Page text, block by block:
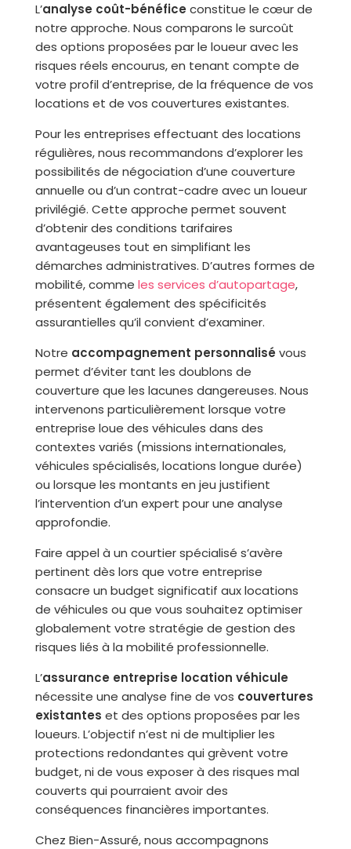
L’analyse coût-bénéfice constitue le cœur de
notre approche. Nous comparons le surcoût
des options proposées par le loueur avec les
risques réels encourus, en tenant compte de
votre profil d’entreprise, de la fréquence de vos
locations et de vos couvertures existantes.
Pour les entreprises effectuant des locations
régulières, nous recommandons d’explorer les
possibilités de négociation d’une couverture
annuelle ou d’un contrat-cadre avec un loueur
privilégié. Cette approche permet souvent
d’obtenir des conditions tarifaires
avantageuses tout en simplifiant les
démarches administratives. D’autres formes de
mobilité, comme les services d’autopartage,
présentent également des spécificités
assurantielles qu’il convient d’examiner.
Notre accompagnement personnalisé vous
permet d’éviter tant les doublons de
couverture que les lacunes dangereuses. Nous
intervenons particulièrement lorsque votre
entreprise loue des véhicules dans des
contextes variés (missions internationales,
véhicules spécialisés, locations longue durée)
ou lorsque les montants en jeu justifient
l’intervention d’un expert pour une analyse
approfondie.
Faire appel à un courtier spécialisé s’avère
pertinent dès lors que votre entreprise
consacre un budget significatif aux locations
de véhicules ou que vous souhaitez optimiser
globalement votre stratégie de gestion des
risques liés à la mobilité professionnelle.
L’assurance entreprise location véhicule
nécessite une analyse fine de vos couvertures
existantes et des options proposées par les
loueurs. L’objectif n’est ni de multiplier les
protections redondantes qui grèvent votre
budget, ni de vous exposer à des risques mal
couverts qui pourraient avoir des
conséquences financières importantes.
Chez Bien-Assuré, nous accompagnons